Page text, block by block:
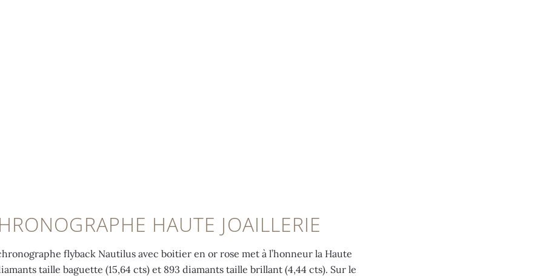
HAUTE JOAILLERIE
flyback Nautilus avec boitier en or rose met à l’honneur la Haute
taille baguette (15,64 cts) et 893 diamants taille brillant (4,44 cts). Sur le